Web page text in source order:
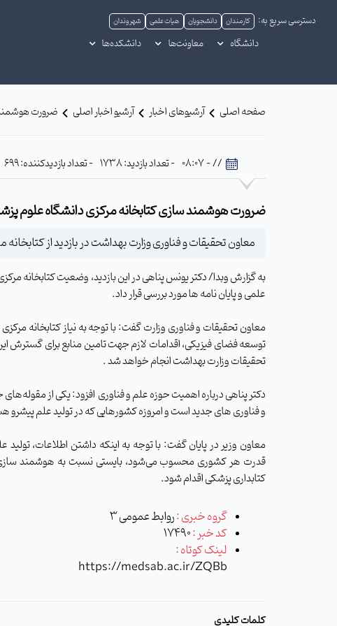
دسترسی سریع به: کارمندان دانشجویان هیات علمی شهروندان
دانشگاه معاونت‌ها دانشکده‌ها
صفحه اصلی آرشیوهای اخبار آرشیو اخبار اصلی ضرورت هوشمند
// - 08:07 - تعداد بازدید: 1738 - تعداد بازدیدکننده: 699
ضرورت هوشمند سازی کتابخانه مرکزی دانشگاه علوم
معاون تحقیقات و فناوری وزارت بهداشت در بازدید از
به گزارش وبدا/ دکتر یونس پناهی در این بازدید، وضعیت کتابخانه
علمی و پایان نامه ها مورد بررسی قرار داد.
معاون تحقیقات و فناوری وزارت گفت: با توجه به نیاز کتابخانه
توسعه فضای فیزیکی، اقدامات لازم جهت تامین منابع برای گسترش
تحقیقات وزارت بهداشت انجام خواهد شد .
دکتر پناهی درباره اهمیت حوزه علم و فناوری افزود: یکی از
و فناوری های جدید است و امروزه کشورهایی که در تولید علم پیشرو
معاون وزیر در پایان گفت: با توجه به اینکه داشتن اطلاعات، تولید
قدرت هر کشوری محسوب می‌شود، بایستی نسبت به هوشمند سازی
کتابداری پزشکی اقدام شود.
گروه خبری :روابط عمومی 3
کد خبر :17490
لینک کوتاه :
https://medsab.ac.ir/ZQBb
کلمات کلیدی